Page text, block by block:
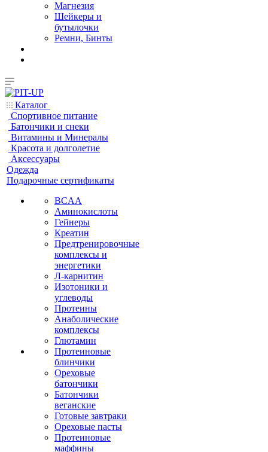
Магнезия
Шейкеры и
бутылочки
Ремни, Бинты
Каталог
Спортивное питание
Батончики и снеки
Витамины и Минералы
Красота и долголетие
Аксессуары
Одежда
Подарочные сертификаты
BCAA
Аминокислоты
Гейнеры
Креатин
Предтренировочные
комплексы и
энергетики
Л-карнитин
Изотоники и
углеводы
Протеины
Анаболические
комплексы
Глютамин
Протеиновые
блинчики
Ореховые
батончики
Батончики
веганские
Готовые завтраки
Ореховые пасты
Протеиновые
маффины